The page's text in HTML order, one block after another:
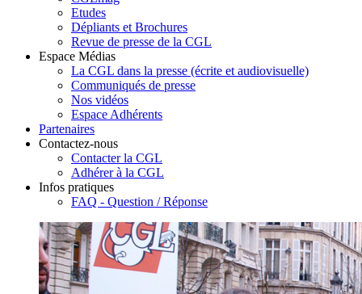
Etudes
Dépliants et Brochures
Revue de presse de la CGL
Espace Médias
La CGL dans la presse (écrite et audiovisuelle)
Communiqués de presse
Nos vidéos
Espace Adhérents
Partenaires
Contactez-nous
Contacter la CGL
Adhérer à la CGL
Infos pratiques
FAQ - Question / Réponse